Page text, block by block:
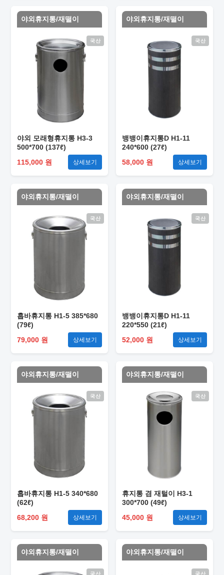
야외휴지통/재떨이
국산
야외 모래형휴지통 H3-3
500*700 (137ℓ)
115,000 원
상세보기
야외휴지통/재떨이
국산
뱅뱅이휴지통D H1-11
240*600 (27ℓ)
58,000 원
상세보기
야외휴지통/재떨이
국산
홉바휴지통 H1-5 385*680
(79ℓ)
79,000 원
상세보기
야외휴지통/재떨이
국산
뱅뱅이휴지통D H1-11
220*550 (21ℓ)
52,000 원
상세보기
야외휴지통/재떨이
국산
홉바휴지통 H1-5 340*680
(62ℓ)
68,200 원
상세보기
야외휴지통/재떨이
국산
휴지통 겸 재털이 H3-1
300*700 (49ℓ)
45,000 원
상세보기
야외휴지통/재떨이
국산
야외휴지통/재떨이
국산